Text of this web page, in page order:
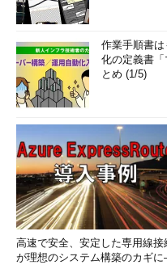
作業手順書
化の定義書
とめ (1/5)
高速で安全、安定した専用線接
が理想のシステム構築のカギ